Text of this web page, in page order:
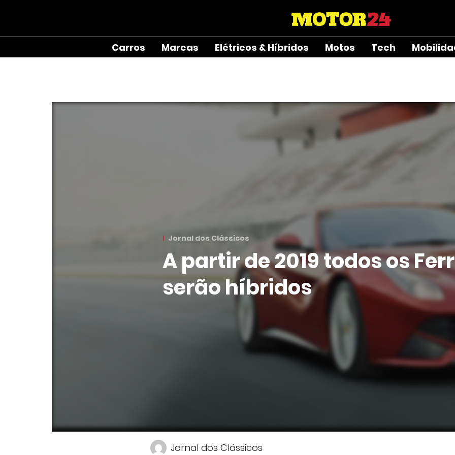
Carros Marcas Elétricos & Híbridos Motos Tech
Jornal dos Clássicos
A partir de 2019 todos os
serão híbridos
Jornal dos Clássicos